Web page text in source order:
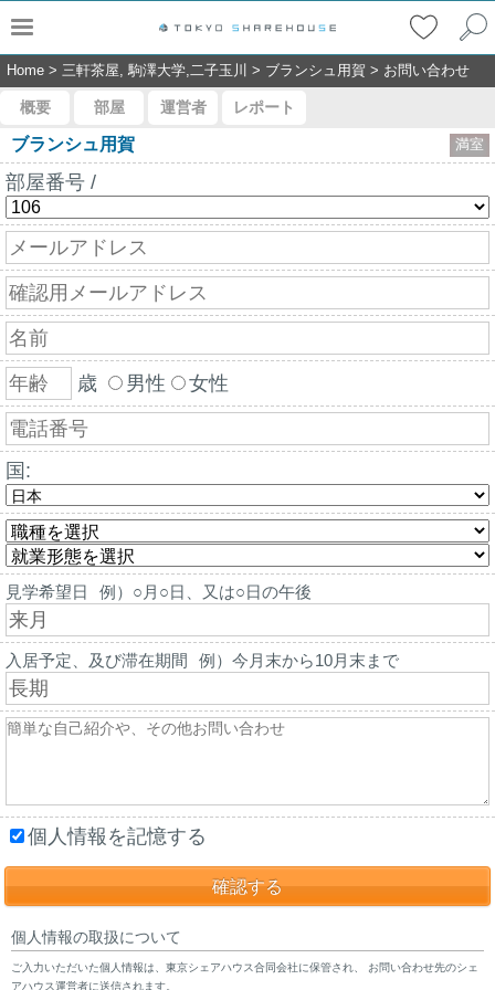
Home > 三軒茶屋, 駒澤大学,二子玉川 > ブランシュ用賀 > お問い合わせ
概要 部屋 運営者 レポート
ブランシュ用賀 満室
部屋番号 /
歳 男性 女性
国:
見学希望日 例）○月○日、又は○日の午後
入居予定、及び滞在期間 例）今月末から10月末まで
個人情報を記憶する
個人情報の取扱について
ご入力いただいた個人情報は、東京シェアハウス合同会社に保管され、 お問い合わせ先のシェ
アハウス運営者に送信されます。